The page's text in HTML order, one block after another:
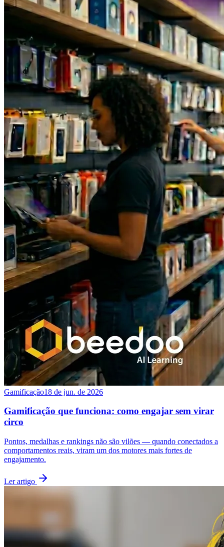
Gamificação18 de jun. de 2026
Gamificação que funciona: como engajar sem virar
circo
Pontos, medalhas e rankings não são vilões — quando conectados a
comportamentos reais, viram um dos motores mais fortes de
engajamento.
Ler artigo